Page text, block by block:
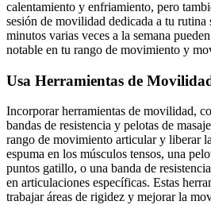
calentamiento y enfriamiento, pero
sesión de movilidad dedicada a tu
minutos varias veces a la semana
notable en tu rango de movimiento y
Usa Herramientas de
Incorporar herramientas de movilidad,
bandas de resistencia y pelotas de
rango de movimiento articular y liberar
espuma en los músculos tensos, una
puntos gatillo, o una banda de
en articulaciones específicas. Estas
trabajar áreas de rigidez y mejorar la